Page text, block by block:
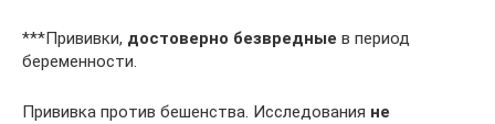
***Прививки, достоверно безвредные в период
беременности.
Прививка против бешенства. Исследования не